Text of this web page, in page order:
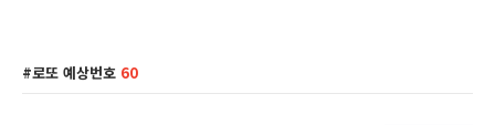
로또 예상번호 60